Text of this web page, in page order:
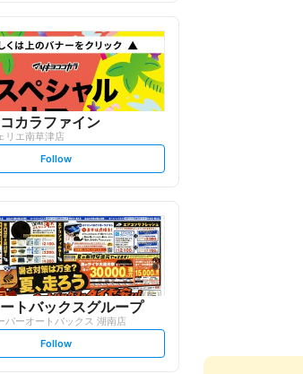
l
o
w
カラファイン
リエ南草津店
s
t
l
o
w
Follow
トバックスグループ
パーオートバックス 湖南店
s
t
Follow